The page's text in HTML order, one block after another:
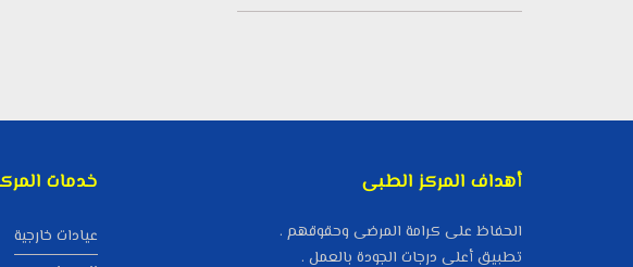
أهداف المركز الطبى
الحفاظ على كرامة المرضى وحقوقهم .
تطبيق أعلى درجات الجودة بالعمل .
خدمات
عيادات خارجية